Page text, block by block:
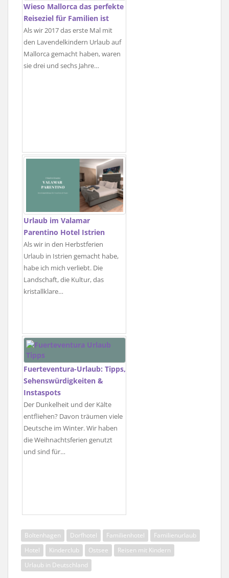
Wieso Mallorca das perfekte
Reiseziel für Familien ist
Als wir 2017 das erste Mal mit
den Lavendelkindern Urlaub auf
Mallorca gemacht haben, waren
sie drei und sechs Jahre…
Urlaub im Valamar
Parentino Hotel Istrien
Als wir in den Herbstferien
Urlaub in Istrien gemacht habe,
habe ich mich verliebt. Die
Landschaft, die Kultur, das
kristallklare…
Fuerteventura-Urlaub: Tipps,
Sehenswürdigkeiten &
Instaspots
Der Dunkelheit und der Kälte
entfliehen? Davon träumen viele
Deutsche im Winter. Wir haben
die Weihnachtsferien genutzt
und sind für…
Boltenhagen Dorfhotel Familienhotel
Familienurlaub
Hotel
Kinderclub Ostsee
Reisen mit Kindern
Urlaub in Deutschland